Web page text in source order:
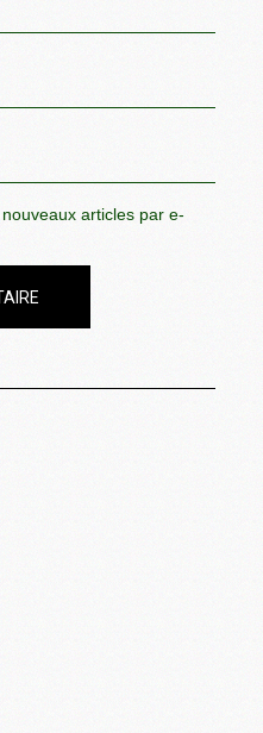
articles par e-